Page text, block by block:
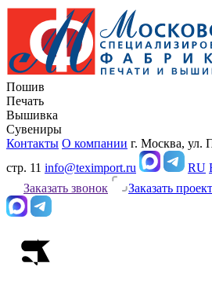
Пошив
Печать
Вышивка
Сувениры
Контакты О компании г. Москва, ул.
стр. 11 info@teximport.ru RU
Заказать звонок
Заказать проект